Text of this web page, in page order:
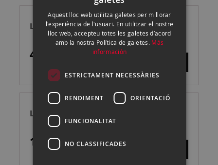
LEICA ADAPTADOR M A L PLATA
470,00 €
LEICA ADAPTADOR DIGISCOPING P/X 1
125,00 €
ENGLISH
CATALAN
Aquest lloc web utilitza galetes per millorar
l'experiència de l'usuari. En utilitzar el nostre
lloc web, accepteu totes les galetes d’acord
amb la nostra Política de galetes. Más
información
ESTRICTAMENT NECESSÀRIES
RENDIMENT ORIENTACIÓ
FUNCIONALITAT
NO CLASSIFICADES